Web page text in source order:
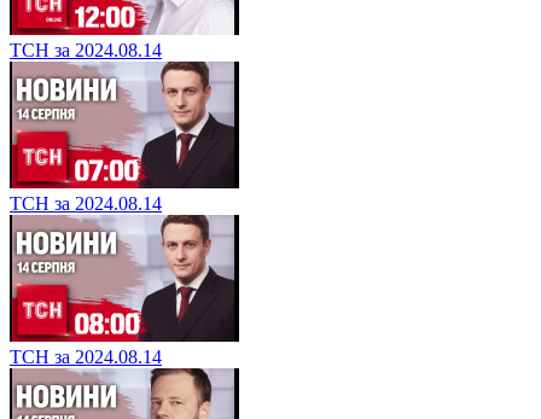
ТСН за 2024.08.14
ТСН за 2024.08.14
ТСН за 2024.08.14